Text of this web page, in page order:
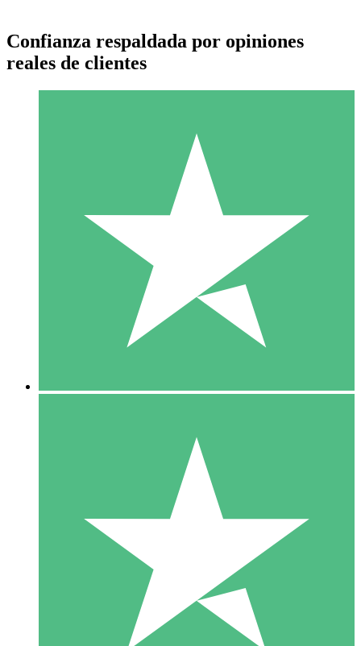
Paquetes de Créditos Individuales
Paga según el uso con créditos de descarga. Sin compromiso
10 00
10 Descargas
20 00
Confianza respaldada por opiniones
reales de clientes